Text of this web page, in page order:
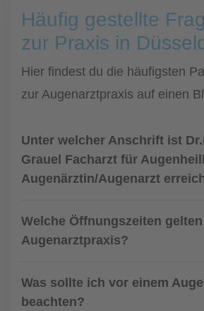
Häufig gestellte
zur Praxis in
Hier findest du die häufigsten
zur Augenarztpraxis auf einen
Unter welcher Anschrift ist
Grauel Facharzt für
Augenärztin/Augenarzt
Welche Öffnungszeiten
Augenarztpraxis?
Was sollte ich vor einem
beachten?